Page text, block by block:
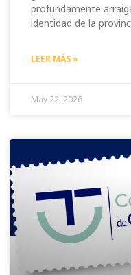
profundamente
identidad de la
LEER MÁS »
May 22, 2026